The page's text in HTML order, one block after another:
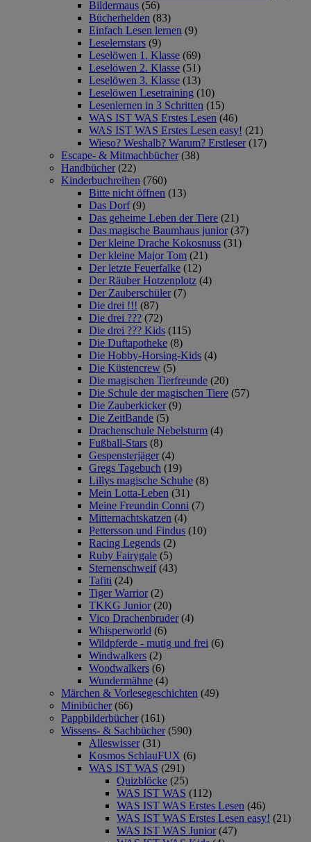
Bildermaus (56)
Bücherhelden (83)
Einfach Lesen lernen (9)
Leselernstars (9)
Leselöwen 1. Klasse (69)
Leselöwen 2. Klasse (51)
Leselöwen 3. Klasse (13)
Leselöwen Lesetraining (10)
Lesenlernen in 3 Schritten (15)
WAS IST WAS Erstes Lesen (46)
WAS IST WAS Erstes Lesen easy! (21)
Wieso? Weshalb? Warum? Erstleser (17)
Escape- & Mitmachbücher (38)
Handbücher (22)
Kinderbuchreihen (760)
Bitte nicht öffnen (13)
Das Dorf (9)
Das geheime Leben der Tiere (21)
Das magische Baumhaus junior (37)
Der kleine Drache Kokosnuss (31)
Der kleine Major Tom (21)
Der letzte Feuerfalke (12)
Der Räuber Hotzenplotz (4)
Der Zauberschüler (7)
Die drei !!! (87)
Die drei ??? (72)
Die drei ??? Kids (115)
Die Duftapotheke (8)
Die Hobby-Horsing-Kids (4)
Die Küstencrew (5)
Die magischen Tierfreunde (20)
Die Schule der magischen Tiere (57)
Die Zauberkicker (9)
Die ZeitBande (5)
Drachenschule Nebelsturm (4)
Fußball-Stars (8)
Gespensterjäger (4)
Gregs Tagebuch (19)
Lillys magische Schuhe (8)
Mein Lotta-Leben (31)
Meine Freundin Conni (7)
Mitternachtskatzen (4)
Pettersson und Findus (10)
Racing Legends (2)
Ruby Fairygale (5)
Sternenschweif (43)
Tafiti (24)
Tiger Warrior (2)
TKKG Junior (20)
Vico Drachenbruder (4)
Whisperworld (6)
Wildpferde - mutig und frei (6)
Windwalkers (2)
Woodwalkers (6)
Wundermähne (4)
Märchen & Vorlesegeschichten (49)
Minibücher (66)
Pappbilderbücher (161)
Wissens- & Sachbücher (590)
Alleswisser (31)
Kosmos SchlauFUX (6)
WAS IST WAS (291)
Quizblöcke (25)
WAS IST WAS (112)
WAS IST WAS Erstes Lesen (46)
WAS IST WAS Erstes Lesen easy! (21)
WAS IST WAS Junior (47)